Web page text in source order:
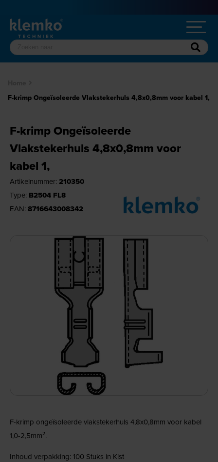
F-krimp Ongeïsoleerde Vlakstekerhuls 4,8x0,8mm voor kabel 1,
F-krimp Ongeïsoleerde
Vlakstekerhuls 4,8x0,8mm voor
kabel 1,
Artikelnummer: 210350
Type: B2504 FL8
EAN: 8716643008342
F-krimp ongeïsoleerde vlakstekerhuls 4,8x0,8mm voor kabel
1,0-2,5mm².
Inhoud verpakking: 100 Stuks in Kist